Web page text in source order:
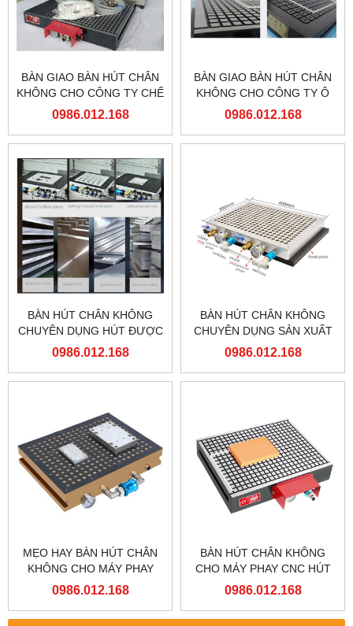
BÀN GIAO BÀN HÚT CHÂN
KHÔNG CHO CÔNG TY CHẾ
TẠO MÁY AN BÌNH HẢI
0986.012.168
BÀN GIAO BÀN HÚT CHÂN
KHÔNG CHO CÔNG TY Ô
TÔ HYUNDAI
0986.012.168
BÀN HÚT CHÂN KHÔNG
CHUYÊN DỤNG HÚT ĐƯỢC
CHI TIẾT NHỎ VÀ GIA
0986.012.168
BÀN HÚT CHÂN KHÔNG
CHUYÊN DỤNG SẢN XUẤT
HÀNG LOẠT LỚN
0986.012.168
MẸO HAY BÀN HÚT CHÂN
KHÔNG CHO MÁY PHAY
CNC VACUUM CHUCK.
0986.012.168
BÀN HÚT CHÂN KHÔNG
CHO MÁY PHAY CNC HÚT
MỌI LOẠI VẬT LIỆU
0986.012.168